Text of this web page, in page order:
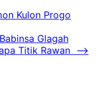
Kulon Progo
Glagah
Titik Rawan
⟶